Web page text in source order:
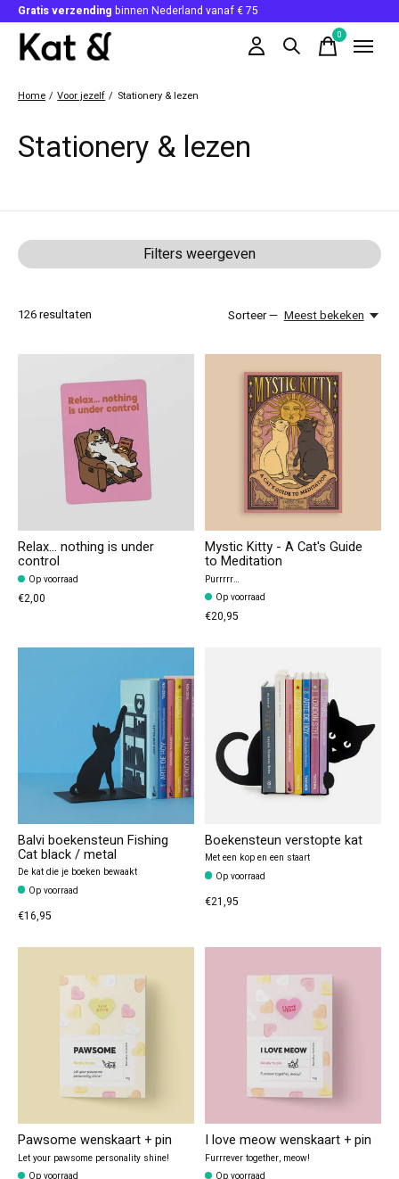
Gratis verzending binnen Nederland vanaf € 75
0items
Home / Voor jezelf / Stationery & lezen
Stationery & lezen
Filters weergeven
126resultaten Sorteer — Meest bekeken
Relax… nothing is under
control
Op voorraad
€2,00
Mystic Kitty - A Cat's Guide
to Meditation
Purrrrr…
Op voorraad
€20,95
Balvi boekensteun Fishing
Cat black / metal
De kat die je boeken bewaakt
Op voorraad
€16,95
Boekensteun verstopte kat
Met een kop en een staart
Op voorraad
€21,95
Pawsome wenskaart + pin
Let your pawsome personality shine!
Op voorraad
I love meow wenskaart + pin
Furrrever together, meow!
Op voorraad